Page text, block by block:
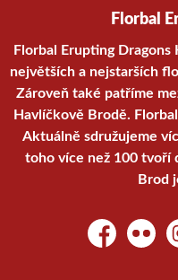
Florbal
Florbal Erupting
největších a nejstarších
Zároveň také patříme
Havlíčkově Brodě.
Aktuálně sdružujeme
toho více než 100 tvoří
Brod
FacebookFlickr